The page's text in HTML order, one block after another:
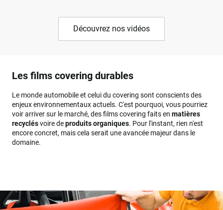
Découvrez nos vidéos
Les films covering durables
Le monde automobile et celui du covering sont conscients des
enjeux environnementaux actuels. C'est pourquoi, vous pourriez
voir arriver sur le marché, des films covering faits en matières
recyclésvoire deproduits organiques. Pour l'instant, rien n'est
encore concret, mais cela serait une avancée majeur dans le
domaine.